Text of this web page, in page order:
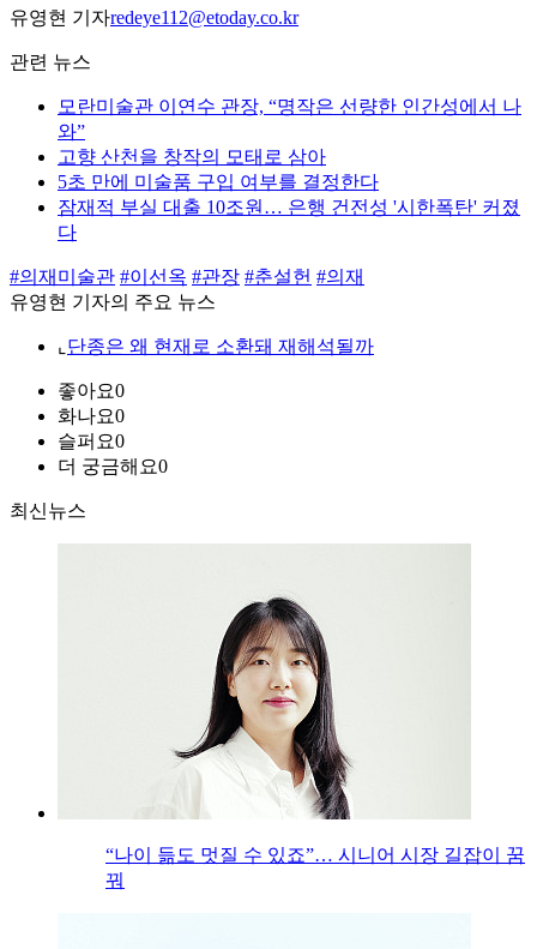
유영현 기자redeye112@etoday.co.kr
관련 뉴스
모란미술관 이연수 관장, “명작은 선량한 인간성에서 나
와”
고향 산천을 창작의 모태로 삼아
5초 만에 미술품 구입 여부를 결정한다
잠재적 부실 대출 10조원… 은행 건전성 '시한폭탄' 커졌
다
#의재미술관 #이선옥 #관장 #춘설헌 #의재
유영현 기자의 주요 뉴스
⌞ 단종은 왜 현재로 소환돼 재해석될까
좋아요0
화나요0
슬퍼요0
더 궁금해요0
최신뉴스
“나이 듦도 멋질 수 있죠”… 시니어 시장 길잡이 꿈
꿔